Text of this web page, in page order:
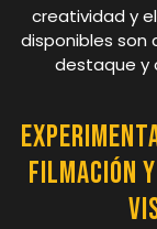
creatividad y
disponibles son
destaque y
filmación